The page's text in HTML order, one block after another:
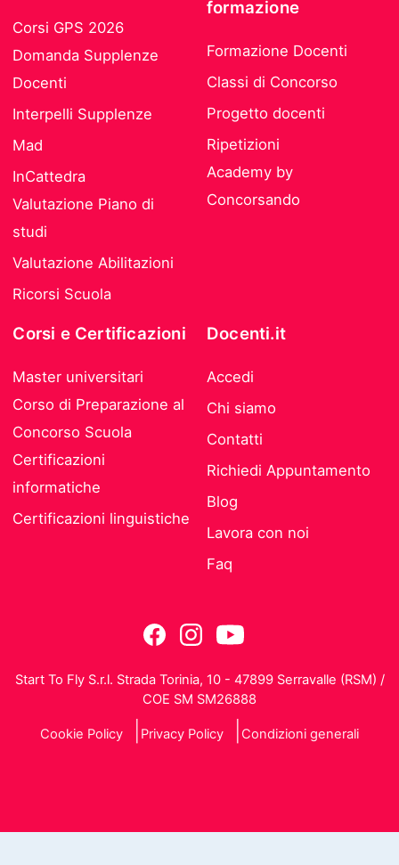
Corsi GPS 2026
Domanda Supplenze
Docenti
Interpelli Supplenze
Mad
InCattedra
Valutazione Piano di
studi
Valutazione Abilitazioni
Ricorsi Scuola
formazione
Formazione Docenti
Classi di Concorso
Progetto docenti
Ripetizioni
Academy by
Concorsando
Corsi e Certificazioni
Master universitari
Corso di Preparazione al
Concorso Scuola
Certificazioni
informatiche
Certificazioni linguistiche
Docenti.it
Accedi
Chi siamo
Contatti
Richiedi Appuntamento
Blog
Lavora con noi
Faq
Start To Fly S.r.l. Strada Torinia, 10 - 47899 Serravalle (RSM) /
COE SM SM26888
Cookie Policy Privacy Policy Condizioni generali